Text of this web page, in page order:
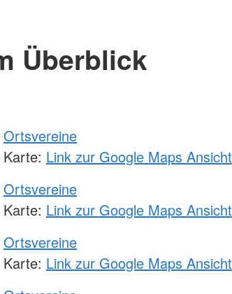
Überblick
Ortsvereine
Karte: Link zur Google Maps Ansicht
Ortsvereine
Karte: Link zur Google Maps Ansicht
Ortsvereine
Karte: Link zur Google Maps Ansicht